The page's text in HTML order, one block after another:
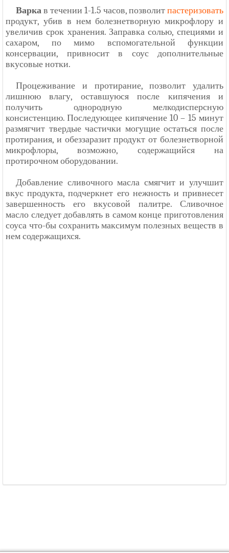
Варкав течении 1-1.5 часов, позволитпастеризовать
продукт, убив в нем болезнетворную микрофлору и
увеличив срок хранения. Заправка солью, специями и
сахаром, по мимо вспомогательной функции
консервации, привносит в соус дополнительные
вкусовые нотки.
Процеживание и протирание, позволит удалить
лишнюю влагу, оставшуюся после кипячения и
получить однородную мелкодисперсную
консистенцию. Последующее кипячение 10 – 15 минут
размягчит твердые частички могущие остаться после
протирания, и обеззаразит продукт от болезнетворной
микрофлоры, возможно, содержащийся на
протирочном оборудовании.
Добавление сливочного масла смягчит и улучшит
вкус продукта, подчеркнет его нежность и привнесет
завершенность его вкусовой палитре. Сливочное
масло следует добавлять в самом конце приготовления
соуса что-бы сохранить максимум полезных веществ в
нем содержащихся.